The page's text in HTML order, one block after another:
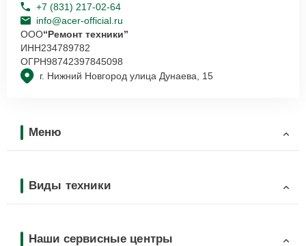
г. Нижний Новгород улица Дунаева, 15
+7 (831) 217-02-64
info@acer-official.ru
ООО“Ремонт техники”
ИНН234789782
ОГРН98742397845098
Меню
Виды техники
Наши сервисные центры